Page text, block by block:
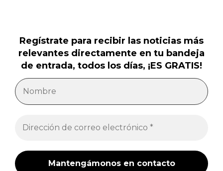
Regístrate para recibir las noticias más
relevantes directamente en tu bandeja
de entrada, todos los días, ¡ES GRATIS!